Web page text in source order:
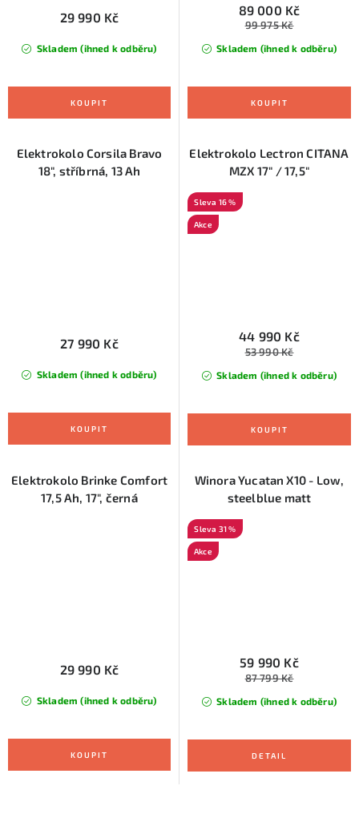
Skladem (ihned k odběru)
29 990 Kč
Skladem (ihned k odběru)
89 000 Kč
99 975 Kč
Elektrokolo Corsila Bravo
18", stříbrná, 13 Ah
Skladem (ihned k odběru)
27 990 Kč
Elektrokolo Lectron CITANA
MZX 17" / 17,5"
16 %
Akce
Skladem (ihned k odběru)
44 990 Kč
53 990 Kč
Elektrokolo Brinke Comfort
17,5 Ah, 17", černá
Skladem (ihned k odběru)
29 990 Kč
Winora Yucatan X10 - Low,
steelblue matt
31 %
Akce
Skladem (ihned k odběru)
59 990 Kč
87 799 Kč